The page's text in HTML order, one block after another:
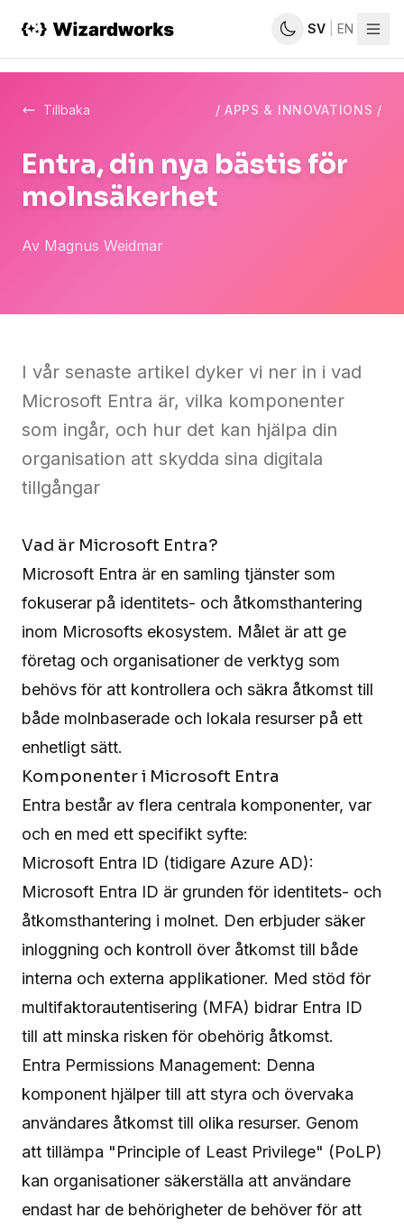
SV EN
Så
jobbar
oss
Fae
Kontakt
Kontakta
Tillbaka / APPS & INNOVATIONS /
Entra, din nya bästis för
molnsäkerhet
Av Magnus Weidmar
I vår senaste artikel dyker vi ner in i vad
Microsoft Entra är, vilka komponenter
som ingår, och hur det kan hjälpa din
organisation att skydda sina digitala
tillgångar
Vad är Microsoft Entra?
Microsoft Entra är en samling tjänster som
fokuserar på identitets- och åtkomsthantering
inom Microsofts ekosystem. Målet är att ge
företag och organisationer de verktyg som
behövs för att kontrollera och säkra åtkomst till
både molnbaserade och lokala resurser på ett
enhetligt sätt.
Komponenter i Microsoft Entra
Entra består av flera centrala komponenter, var
och en med ett specifikt syfte:
Microsoft Entra ID (tidigare Azure AD):
Microsoft Entra ID är grunden för identitets- och
åtkomsthantering i molnet. Den erbjuder säker
inloggning och kontroll över åtkomst till både
interna och externa applikationer. Med stöd för
multifaktorautentisering (MFA) bidrar Entra ID
till att minska risken för obehörig åtkomst.
Entra Permissions Management: Denna
komponent hjälper till att styra och övervaka
användares åtkomst till olika resurser. Genom
att tillämpa "Principle of Least Privilege" (PoLP)
kan organisationer säkerställa att användare
endast har de behörigheter de behöver för att